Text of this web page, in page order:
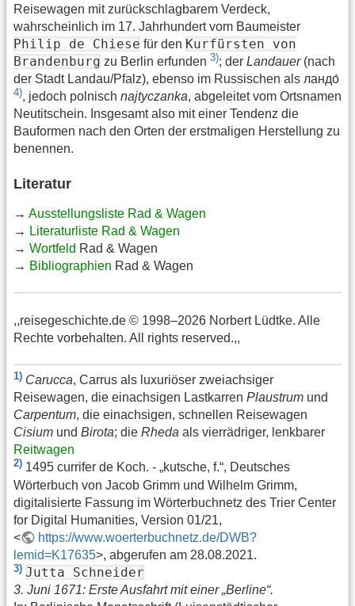
Reisewagen mit zurückschlagbarem Verdeck,
wahrscheinlich im 17. Jahrhundert vom Baumeister
Philip de Chiese für den Kurfürsten von
Brandenburg zu Berlin erfunden 3); der Landauer(nach
der Stadt Landau/Pfalz), ebenso im Russischen als ландо́
4), jedoch polnisch najtyczanka, abgeleitet vom Ortsnamen
Neutitschein. Insgesamt also mit einer Tendenz die
Bauformen nach den Orten der erstmaligen Herstellung zu
benennen.
Literatur
→ Ausstellungsliste Rad & Wagen
→ Literaturliste Rad & Wagen
→ Wortfeld Rad & Wagen
→ Bibliographien Rad & Wagen
,,reisegeschichte.de © 1998–2026 Norbert Lüdtke. Alle
Rechte vorbehalten. All rights reserved.,,
1) Carucca, Carrus als luxuriöser zweiachsiger
Reisewagen, die einachsigen Lastkarren Plaustrum und
Carpentum, die einachsigen, schnellen Reisewagen
Cisium und Birota; die Rheda als vierrädriger, lenkbarer
Reitwagen
2) 1495 currifer de Koch. - „kutsche, f.“, Deutsches
Wörterbuch von Jacob Grimm und Wilhelm Grimm,
digitalisierte Fassung im Wörterbuchnetz des Trier Center
for Digital Humanities, Version 01/21,
<
https://www.woerterbuchnetz.de/DWB?
lemid=K17635>, abgerufen am 28.08.2021.
3) Jutta Schneider
3. Juni 1671: Erste Ausfahrt mit einer „Berline“.